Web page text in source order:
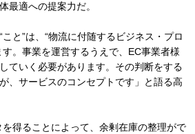
最適への提案力だ。
こと”は、“物流に付随するビジネス・プロ
。事業を運営するうえで、EC事業者様
ていく必要があります。その判断をする
、サービスのコンセプトです」と語る高
得ることによって、余剰在庫の整理がで